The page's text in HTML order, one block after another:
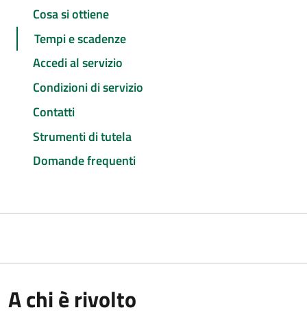
Cosa si ottiene
Tempi e scadenze
Accedi al servizio
Condizioni di servizio
Contatti
Strumenti di tutela
Domande frequenti
A chi è rivolto